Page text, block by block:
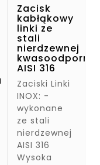
Zacisk
kabłąkowy
linki ze
stali
nierdzewnej
kwasoodpornej
AISI 316
Zaciski Linki
INOX: -
wykonane
ze stali
nierdzewnej
AISI 316
Wysoka